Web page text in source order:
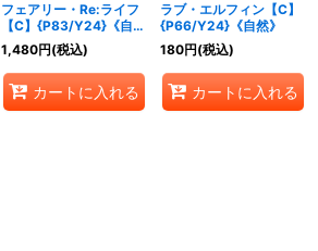
フェアリー・Re:ライフ
【C】{P83/Y24}《自
然》
1,480円(税込)
カートに入れる
ラブ・エルフィン【C】
{P66/Y24}《自然》
180円(税込)
カートに入れる